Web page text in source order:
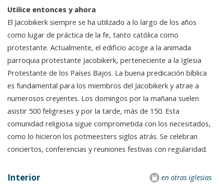
Utilice entonces y ahora
El Jacobikerk siempre se ha utilizado a lo largo de los años
como lugar de práctica de la fe, tanto católica como
protestante. Actualmente, el edificio acoge a la animada
parroquia protestante Jacobikerk, perteneciente a la Iglesia
Protestante de los Países Bajos. La buena predicación bíblica
es fundamental para los miembros del Jacobikerk y atrae a
numerosos creyentes. Los domingos por la mañana suelen
asistir 500 feligreses y por la tarde, más de 150. Esta
comunidad religiosa sigue comprometida con los necesitados,
como lo hicieron los potmeesters siglos atrás. Se celebran
conciertos, conferencias y reuniones festivas con regularidad.
en otras iglesias
Interior